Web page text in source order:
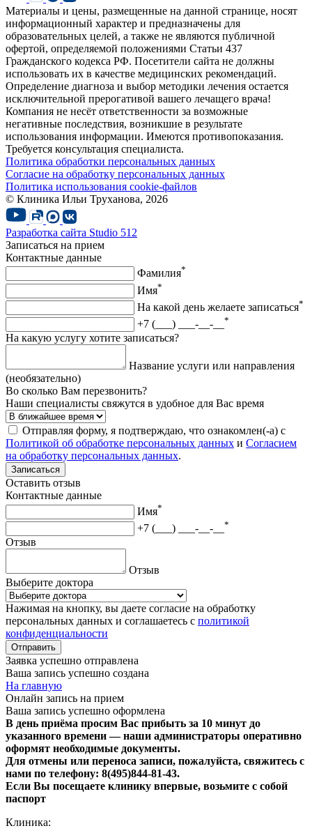
Материалы и цены, размещенные на данной странице, носят
информационный характер и предназначены для
образовательных целей, а также не являются публичной
офертой, определяемой положениями Статьи 437
Гражданского кодекса РФ. Посетители сайта не должны
использовать их в качестве медицинских рекомендаций.
Определение диагноза и выбор методики лечения остается
исключительной прерогативой вашего лечащего врача!
Компания не несёт ответственности за возможные
негативные последствия, возникшие в результате
использования информации. Имеются противопоказания.
Требуется консультация специалиста.
Политика обработки персональных данных
Согласие на обработку персональных данных
Политика использования cookie-файлов
© Клиника Ильи Труханова, 2026
Разработка сайта Studio 512
Записаться на прием
Контактные данные
Фамилия*
Имя*
На какой день желаете записаться*
+7 (___) ___-__-__ *
На какую услугу хотите записаться?
Название услуги или направления
(необязательно)
Во сколько Вам перезвонить?
Наши специалисты свяжутся в удобное для Вас время
Отправляя форму, я подтверждаю, что ознакомлен(-а) с
Политикой об обработке персональных данных и Согласием
на обработку персональных данных.
Записаться
Оставить отзыв
Контактные данные
Имя*
+7 (___) ___-__-__ *
Отзыв
Отзыв
Выберите доктора
Нажимая на кнопку, вы даете согласие на обработку
персональных данных и соглашаетесь с политикой
конфиденциальности
Отправить
Заявка успешно отправлена
Ваша запись успешно создана
На главную
Онлайн запись на прием
Ваша запись успешно оформлена
В день приёма просим Вас прибыть за 10 минут до
указанного времени — наши администраторы оперативно
оформят необходимые документы.
Для отмены или переноса записи, пожалуйста, свяжитесь с
нами по телефону: 8(495)844‑81‑43.
Если Вы посещаете клинику впервые, возьмите с собой
паспорт
Клиника: